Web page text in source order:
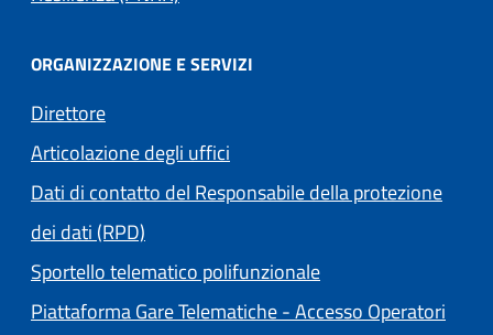
ORGANIZZAZIONE E SERVIZI
Direttore
Articolazione degli uffici
Dati di contatto del Responsabile della protezione
dei dati (RPD)
Sportello telematico polifunzionale
Piattaforma Gare Telematiche - Accesso Operatori